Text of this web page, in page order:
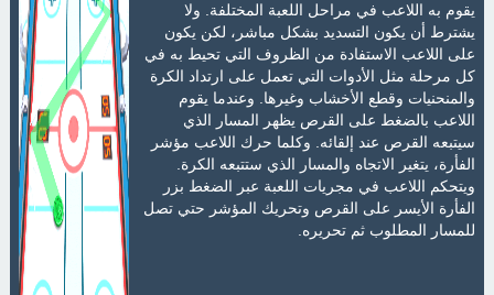
يقوم به اللاعب في مراحل اللعبة المختلفة. ولا
يشترط أن يكون التسديد بشكل مباشر، لكن يكون
على اللاعب الاستفادة من الظروف التي تحيط به في
كل مرحلة مثل الأدوات التي تعمل على ارتداد الكرة
والمنحنيات وقطع الأخشاب وغيرها. وعندما يقوم
اللاعب بالضغط على القرص يظهر المسار الذي
سيتبعه القرص عند إلقائه. وكلما حرك اللاعب مؤشر
الفأرة، يتغير الاتجاه والمسار الذي ستتبعه الكرة.
ويتحكم اللاعب في مجريات اللعبة عبر الضغط بزر
الفأرة الأيسر على القرص وتحريك المؤشر حتي تصل
للمسار المطلوب ثم تحريره.